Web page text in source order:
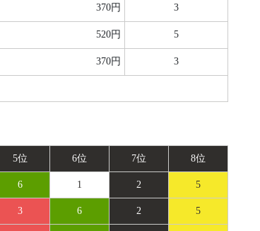
370円 3
520円 5
370円 3
5位 6位 7位 8位
6 1 2 5
3 6 2 5